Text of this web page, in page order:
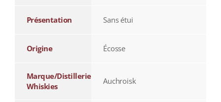
Présentation Sans étui
Origine Écosse
Marque/Distillerie
Whiskies
Auchroisk